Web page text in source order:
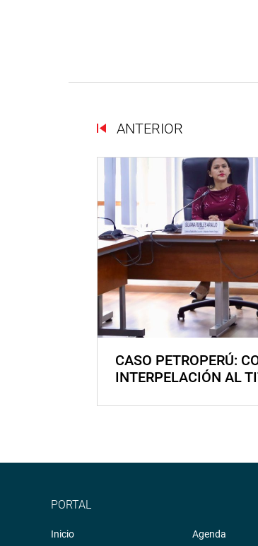
ANTERIOR
CASO PETROPERÚ:
INTERPELACIÓN AL
PORTAL
Inicio Agenda